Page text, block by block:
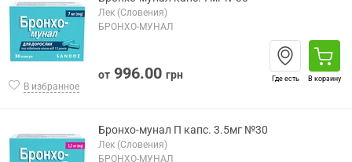
В избранное
Лек (Словения)
БРОНХО-МУНАЛ
от 996.00 грн Где есть В корзину
Бронхо-мунал П капс. 3.5мг №30
Лек (Словения)
БРОНХО-МУНАЛ